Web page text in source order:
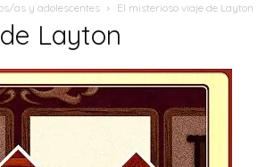
as y adolescentes El misterioso viaje de Layton
Layton